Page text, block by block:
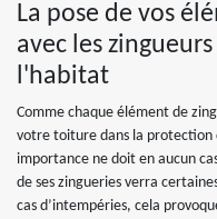
La pose de vos
avec les
l'habitat
Comme chaque élément de
votre toiture dans la protection
importance ne doit en aucun
de ses zingueries verra
cas d’intempéries, cela